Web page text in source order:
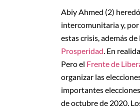
Abiy Ahmed (2)
intercomunitaria y,
estas crisis, además
Prosperidad. En
Pero el Frente de
organizar las
importantes
de octubre de 2020.